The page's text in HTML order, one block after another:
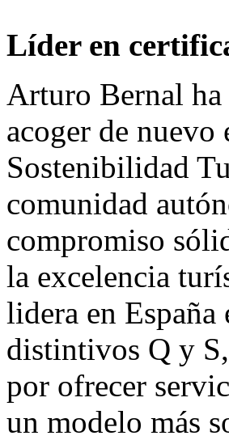
Líder en
Arturo Bernal ha
acoger de
Sostenibilidad
comunidad
compromiso
la excelencia
lidera en
distintivos Q y
por ofrecer
un modelo más